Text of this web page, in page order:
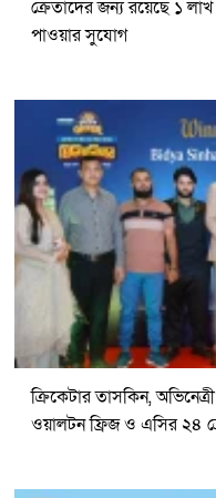
ক্রেতাদের জন্য রয়েছে ১
পাওয়ার সুযোগ
ক্রিকেটার তাসকিন,
ওয়ালটন ফ্রিজ ও এসির ২৪